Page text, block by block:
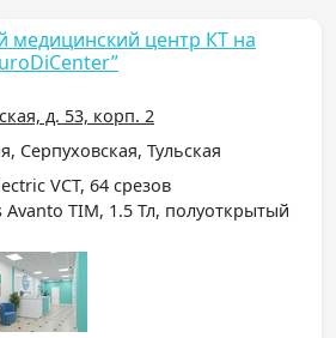
медицинский центр КТ на
д. 53, корп. 2
Серпуховская, Тульская
VCT, 64 срезов
TIM, 1.5 Тл, полуоткрытый